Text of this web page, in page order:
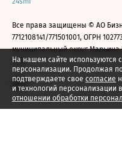
На нашем сайте используются
персонализации. Продолжая
подтверждаете свое согласие
и технологий персонализации
отношении обработки
Все права защищены © АО
7712108141/771501001, ОГРН
муниципальный округ Марьина
2026